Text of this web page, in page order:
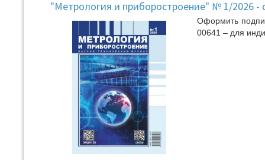
"Метрология и приборостроение" № 1/2026 -
Оформить
00641 – для